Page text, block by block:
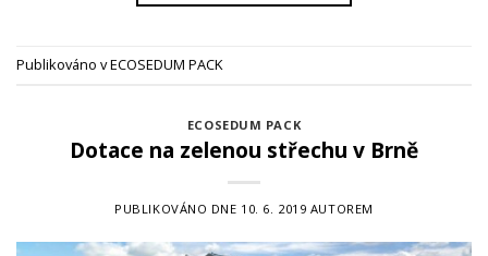
Publikováno vECOSEDUM PACK
ECOSEDUM PACK
Dotace na zelenou střechu v Brně
PUBLIKOVÁNO DNE 10. 6. 2019 AUTOREM